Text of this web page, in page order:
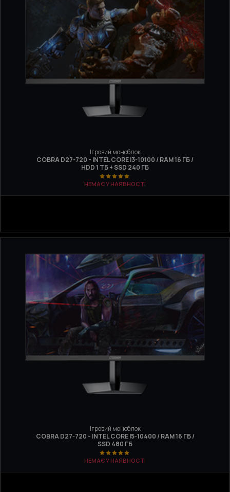
Ігровий моноблок
COBRA D27-720 - INTEL CORE I3-10100 / RAM 16 ГБ /
HDD 1 ТБ + SSD 240 ГБ
НЕМАЄ У НАЯВНОСТІ
Ігровий моноблок
COBRA D27-720 - INTEL CORE I5-10400 / RAM 16 ГБ /
SSD 480 ГБ
НЕМАЄ У НАЯВНОСТІ